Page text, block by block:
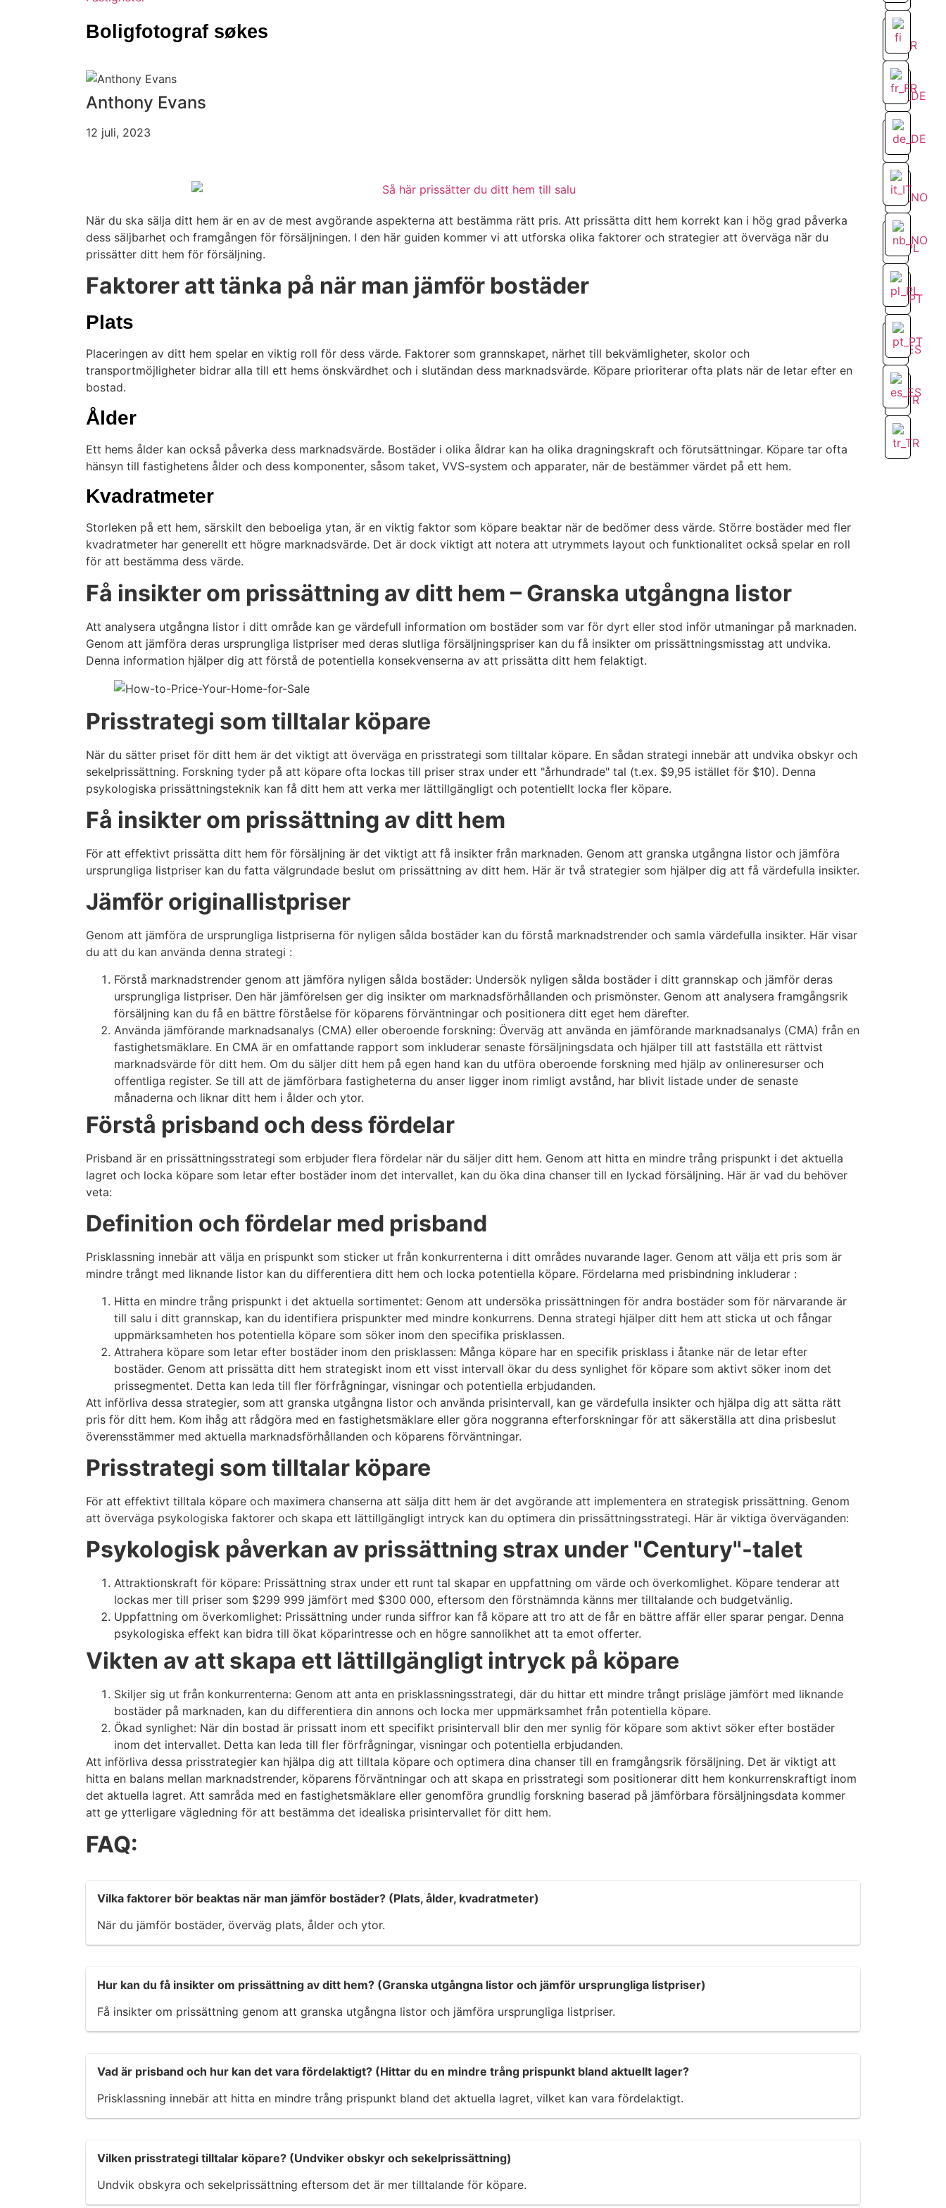
Boligfotograf søkes
Anthony Evans
12 juli, 2023
När du ska sälja ditt hem är en av de mest avgörande aspekterna att bestämma rätt pris. Att prissätta ditt hem korrekt kan i hög grad påverka
dess säljbarhet och framgången för försäljningen. I den här guiden kommer vi att utforska olika faktorer och strategier att överväga när du
prissätter ditt hem för försäljning.
Faktorer att tänka på när man jämför bostäder
Plats
Placeringen av ditt hem spelar en viktig roll för dess värde. Faktorer som grannskapet, närhet till bekvämligheter, skolor och
transportmöjligheter bidrar alla till ett hems önskvärdhet och i slutändan dess marknadsvärde. Köpare prioriterar ofta plats när de letar efter en
bostad.
Ålder
Ett hems ålder kan också påverka dess marknadsvärde. Bostäder i olika åldrar kan ha olika dragningskraft och förutsättningar. Köpare tar ofta
hänsyn till fastighetens ålder och dess komponenter, såsom taket, VVS-system och apparater, när de bestämmer värdet på ett hem.
Kvadratmeter
Storleken på ett hem, särskilt den beboeliga ytan, är en viktig faktor som köpare beaktar när de bedömer dess värde. Större bostäder med fler
kvadratmeter har generellt ett högre marknadsvärde. Det är dock viktigt att notera att utrymmets layout och funktionalitet också spelar en roll
för att bestämma dess värde.
Få insikter om prissättning av ditt hem – Granska utgångna listor
Att analysera utgångna listor i ditt område kan ge värdefull information om bostäder som var för dyrt eller stod inför utmaningar på marknaden.
Genom att jämföra deras ursprungliga listpriser med deras slutliga försäljningspriser kan du få insikter om prissättningsmisstag att undvika.
Denna information hjälper dig att förstå de potentiella konsekvenserna av att prissätta ditt hem felaktigt.
Prisstrategi som tilltalar köpare
När du sätter priset för ditt hem är det viktigt att överväga en prisstrategi som tilltalar köpare. En sådan strategi innebär att undvika obskyr och
sekelprissättning. Forskning tyder på att köpare ofta lockas till priser strax under ett "århundrade" tal (t.ex. $9,95 istället för $10). Denna
psykologiska prissättningsteknik kan få ditt hem att verka mer lättillgängligt och potentiellt locka fler köpare.
Få insikter om prissättning av ditt hem
För att effektivt prissätta ditt hem för försäljning är det viktigt att få insikter från marknaden. Genom att granska utgångna listor och jämföra
ursprungliga listpriser kan du fatta välgrundade beslut om prissättning av ditt hem. Här är två strategier som hjälper dig att få värdefulla insikter.
Jämför originallistpriser
Genom att jämföra de ursprungliga listpriserna för nyligen sålda bostäder kan du förstå marknadstrender och samla värdefulla insikter. Här visar
du att du kan använda denna strategi :
Förstå marknadstrender genom att jämföra nyligen sålda bostäder: Undersök nyligen sålda bostäder i ditt grannskap och jämför deras
ursprungliga listpriser. Den här jämförelsen ger dig insikter om marknadsförhållanden och prismönster. Genom att analysera framgångsrik
försäljning kan du få en bättre förståelse för köparens förväntningar och positionera ditt eget hem därefter.
Använda jämförande marknadsanalys (CMA) eller oberoende forskning: Överväg att använda en jämförande marknadsanalys (CMA) från en
fastighetsmäklare. En CMA är en omfattande rapport som inkluderar senaste försäljningsdata och hjälper till att fastställa ett rättvist
marknadsvärde för ditt hem. Om du säljer ditt hem på egen hand kan du utföra oberoende forskning med hjälp av onlineresurser och
offentliga register. Se till att de jämförbara fastigheterna du anser ligger inom rimligt avstånd, har blivit listade under de senaste
månaderna och liknar ditt hem i ålder och ytor.
Förstå prisband och dess fördelar
Prisband är en prissättningsstrategi som erbjuder flera fördelar när du säljer ditt hem. Genom att hitta en mindre trång prispunkt i det aktuella
lagret och locka köpare som letar efter bostäder inom det intervallet, kan du öka dina chanser till en lyckad försäljning. Här är vad du behöver
veta:
Definition och fördelar med prisband
Prisklassning innebär att välja en prispunkt som sticker ut från konkurrenterna i ditt områdes nuvarande lager. Genom att välja ett pris som är
mindre trångt med liknande listor kan du differentiera ditt hem och locka potentiella köpare. Fördelarna med prisbindning inkluderar :
Hitta en mindre trång prispunkt i det aktuella sortimentet: Genom att undersöka prissättningen för andra bostäder som för närvarande är
till salu i ditt grannskap, kan du identifiera prispunkter med mindre konkurrens. Denna strategi hjälper ditt hem att sticka ut och fångar
uppmärksamheten hos potentiella köpare som söker inom den specifika prisklassen.
Attrahera köpare som letar efter bostäder inom den prisklassen: Många köpare har en specifik prisklass i åtanke när de letar efter
bostäder. Genom att prissätta ditt hem strategiskt inom ett visst intervall ökar du dess synlighet för köpare som aktivt söker inom det
prissegmentet. Detta kan leda till fler förfrågningar, visningar och potentiella erbjudanden.
Att införliva dessa strategier, som att granska utgångna listor och använda prisintervall, kan ge värdefulla insikter och hjälpa dig att sätta rätt
pris för ditt hem. Kom ihåg att rådgöra med en fastighetsmäklare eller göra noggranna efterforskningar för att säkerställa att dina prisbeslut
överensstämmer med aktuella marknadsförhållanden och köparens förväntningar.
Prisstrategi som tilltalar köpare
För att effektivt tilltala köpare och maximera chanserna att sälja ditt hem är det avgörande att implementera en strategisk prissättning. Genom
att överväga psykologiska faktorer och skapa ett lättillgängligt intryck kan du optimera din prissättningsstrategi. Här är viktiga överväganden:
Psykologisk påverkan av prissättning strax under "Century"-talet
Attraktionskraft för köpare: Prissättning strax under ett runt tal skapar en uppfattning om värde och överkomlighet. Köpare tenderar att
lockas mer till priser som $299 999 jämfört med $300 000, eftersom den förstnämnda känns mer tilltalande och budgetvänlig.
Uppfattning om överkomlighet: Prissättning under runda siffror kan få köpare att tro att de får en bättre affär eller sparar pengar. Denna
psykologiska effekt kan bidra till ökat köparintresse och en högre sannolikhet att ta emot offerter.
Vikten av att skapa ett lättillgängligt intryck på köpare
Skiljer sig ut från konkurrenterna: Genom att anta en prisklassningsstrategi, där du hittar ett mindre trångt prisläge jämfört med liknande
bostäder på marknaden, kan du differentiera din annons och locka mer uppmärksamhet från potentiella köpare.
Ökad synlighet: När din bostad är prissatt inom ett specifikt prisintervall blir den mer synlig för köpare som aktivt söker efter bostäder
inom det intervallet. Detta kan leda till fler förfrågningar, visningar och potentiella erbjudanden.
Att införliva dessa prisstrategier kan hjälpa dig att tilltala köpare och optimera dina chanser till en framgångsrik försäljning. Det är viktigt att
hitta en balans mellan marknadstrender, köparens förväntningar och att skapa en prisstrategi som positionerar ditt hem konkurrenskraftigt inom
det aktuella lagret. Att samråda med en fastighetsmäklare eller genomföra grundlig forskning baserad på jämförbara försäljningsdata kommer
att ge ytterligare vägledning för att bestämma det idealiska prisintervallet för ditt hem.
FAQ:
Vilka faktorer bör beaktas när man jämför bostäder? (Plats, ålder, kvadratmeter)
När du jämför bostäder, överväg plats, ålder och ytor.
Hur kan du få insikter om prissättning av ditt hem? (Granska utgångna listor och jämför ursprungliga listpriser)
Få insikter om prissättning genom att granska utgångna listor och jämföra ursprungliga listpriser.
Vad är prisband och hur kan det vara fördelaktigt? (Hittar du en mindre trång prispunkt bland aktuellt lager?
Prisklassning innebär att hitta en mindre trång prispunkt bland det aktuella lagret, vilket kan vara fördelaktigt.
Vilken prisstrategi tilltalar köpare? (Undviker obskyr och sekelprissättning)
Undvik obskyra och sekelprissättning eftersom det är mer tilltalande för köpare.